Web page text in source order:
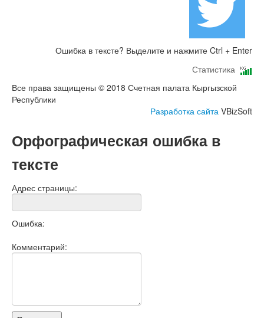
Ошибка в тексте? Выделите и нажмите Ctrl + Enter
Статистика
Все права защищены © 2018 Счетная палата Кыргызской
Республики
Разработка сайта VBizSoft
Орфографическая ошибка в
тексте
Адрес страницы:
Ошибка:
Комментарий: